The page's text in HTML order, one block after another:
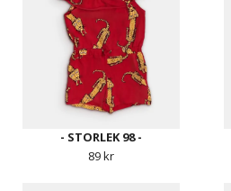
- STORLEK 98 -
89 kr